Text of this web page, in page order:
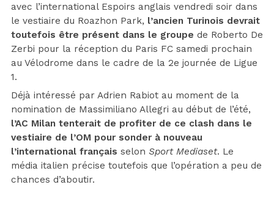
avec l’international Espoirs anglais vendredi soir dans
le vestiaire du Roazhon Park, l’ancien Turinois devrait
toutefois être présent dans le groupe de Roberto De
Zerbi pour la réception du Paris FC samedi prochain
au Vélodrome dans le cadre de la 2e journée de Ligue
1.
Déjà intéressé par Adrien Rabiot au moment de la
nomination de Massimiliano Allegri au début de l’été,
l’AC Milan tenterait de profiter de ce clash dans le
vestiaire de l’OM pour sonder à nouveau
l’international français selon Sport Mediaset. Le
média italien précise toutefois que l’opération a peu de
chances d’aboutir.